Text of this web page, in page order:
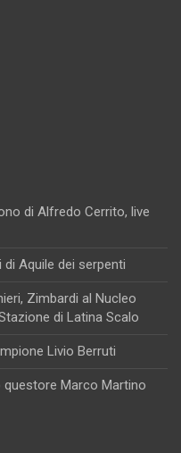
di Alfredo Cerrito, live
Aquile dei serpenti
Zimbardi al Nucleo
di Latina Scalo
Livio Berruti
questore Marco Martino